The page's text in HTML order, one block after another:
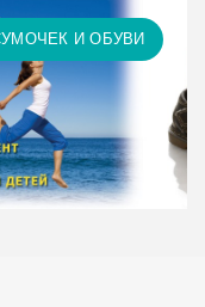
И ОБУВИ